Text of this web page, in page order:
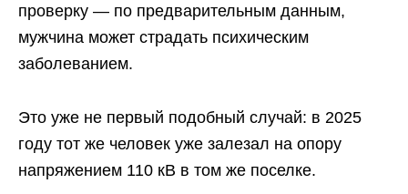
проверку — по предварительным данным,
мужчина может страдать психическим
заболеванием.
Это уже не первый подобный случай: в 2025
году тот же человек уже залезал на опору
напряжением 110 кВ в том же поселке.